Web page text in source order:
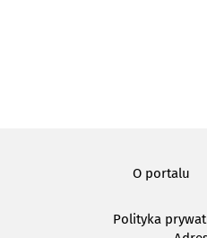
O portalu
Polityka